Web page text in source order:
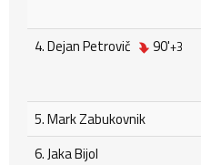
4. Dejan Petrovič
90'+3
5. Mark Zabukovnik
6. Jaka Bijol